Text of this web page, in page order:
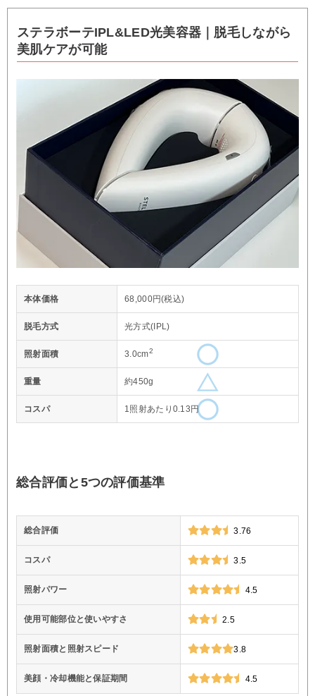
ステラボーテIPL&LED光美容器｜脱毛しながら
美肌ケアが可能
本体価格 68,000円(税込)
脱毛方式 光方式(IPL)
照射面積 3.0cm2
重量 約450g
コスパ 1照射あたり0.13円
総合評価と5つの評価基準
総合評価 3.76
コスパ 3.5
照射パワー 4.5
使用可能部位と使いやすさ 2.5
照射面積と照射スピード 3.8
美顔・冷却機能と保証期間 4.5